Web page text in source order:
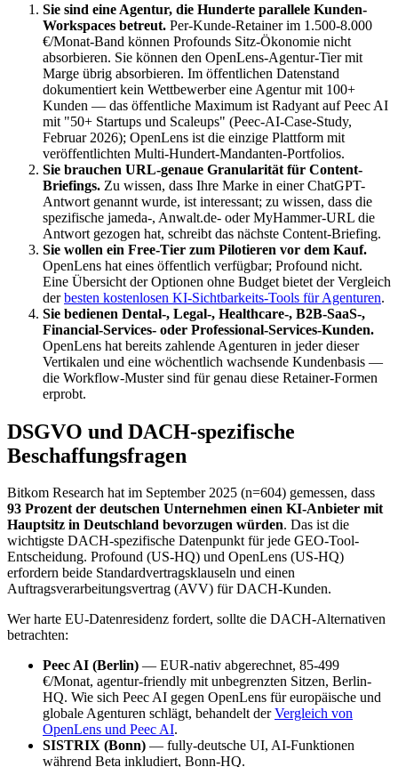
Sie sind eine Agentur, die Hunderte parallele Kunden-
Workspaces betreut. Per-Kunde-Retainer im 1.500-8.000
€/Monat-Band können Profounds Sitz-Ökonomie nicht
absorbieren. Sie können den OpenLens-Agentur-Tier mit
Marge übrig absorbieren. Im öffentlichen Datenstand
dokumentiert kein Wettbewerber eine Agentur mit 100+
Kunden — das öffentliche Maximum ist Radyant auf Peec AI
mit "50+ Startups und Scaleups" (Peec-AI-Case-Study,
Februar 2026); OpenLens ist die einzige Plattform mit
veröffentlichten Multi-Hundert-Mandanten-Portfolios.
Sie brauchen URL-genaue Granularität für Content-
Briefings. Zu wissen, dass Ihre Marke in einer ChatGPT-
Antwort genannt wurde, ist interessant; zu wissen, dass die
spezifische jameda-, Anwalt.de- oder MyHammer-URL die
Antwort gezogen hat, schreibt das nächste Content-Briefing.
Sie wollen ein Free-Tier zum Pilotieren vor dem Kauf.
OpenLens hat eines öffentlich verfügbar; Profound nicht.
Eine Übersicht der Optionen ohne Budget bietet der Vergleich
derbesten kostenlosen KI-Sichtbarkeits-Tools für Agenturen.
Sie bedienen Dental-, Legal-, Healthcare-, B2B-SaaS-,
Financial-Services- oder Professional-Services-Kunden.
OpenLens hat bereits zahlende Agenturen in jeder dieser
Vertikalen und eine wöchentlich wachsende Kundenbasis —
die Workflow-Muster sind für genau diese Retainer-Formen
erprobt.
DSGVO und DACH-spezifische
Beschaffungsfragen
Bitkom Research hat im September 2025 (n=604) gemessen, dass
93 Prozent der deutschen Unternehmen einen KI-Anbieter mit
Hauptsitz in Deutschland bevorzugen würden. Das ist die
wichtigste DACH-spezifische Datenpunkt für jede GEO-Tool-
Entscheidung. Profound (US-HQ) und OpenLens (US-HQ)
erfordern beide Standardvertragsklauseln und einen
Auftragsverarbeitungsvertrag (AVV) für DACH-Kunden.
Wer harte EU-Datenresidenz fordert, sollte die DACH-Alternativen
betrachten:
Peec AI (Berlin) — EUR-nativ abgerechnet, 85-499
€/Monat, agentur-friendly mit unbegrenzten Sitzen, Berlin-
HQ. Wie sich Peec AI gegen OpenLens für europäische und
globale Agenturen schlägt, behandelt derVergleich von
OpenLens und Peec AI.
SISTRIX (Bonn) — fully-deutsche UI, AI-Funktionen
während Beta inkludiert, Bonn-HQ.